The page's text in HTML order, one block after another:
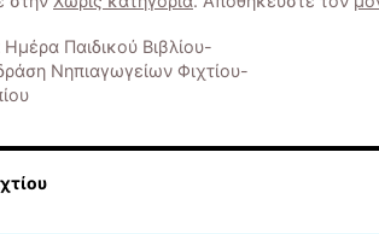
Παιδικού Βιβλίου-
Νηπιαγωγείων Φιχτίου-